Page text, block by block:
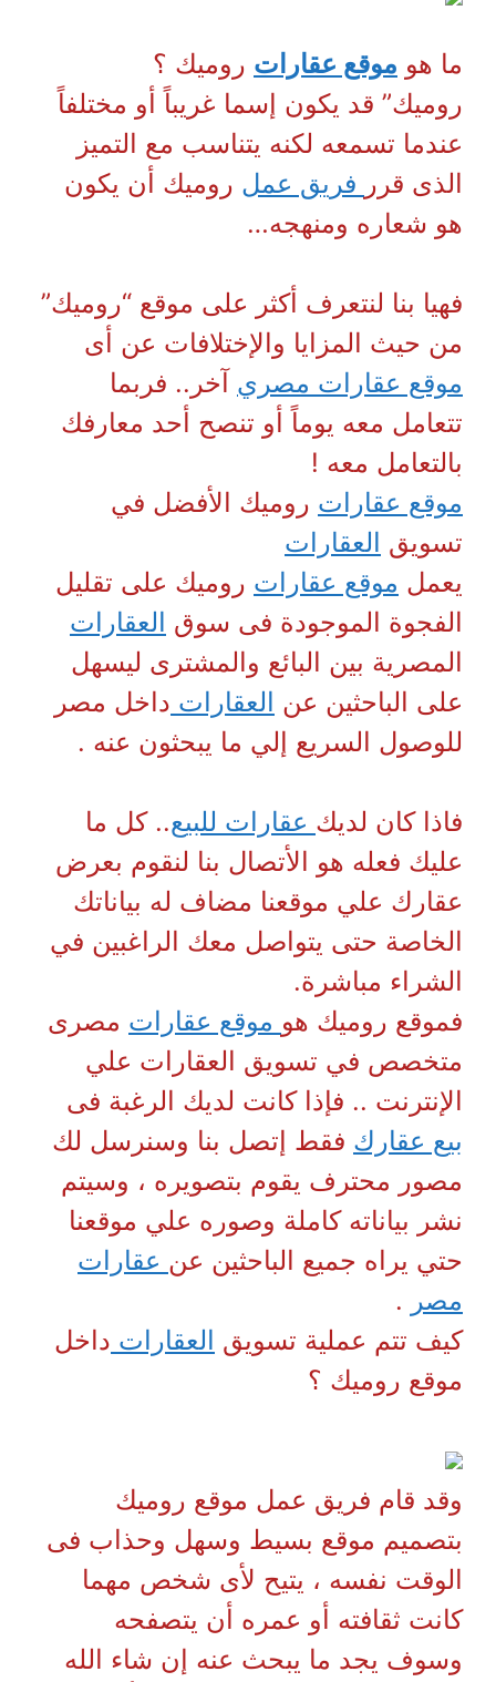
ما هو موقع عقارات روميك ؟
روميك” قد يكون إسما غريباً أو مختلفاً
عندما تسمعه لكنه يتناسب مع التميز
الذى قرر فريق عمل روميك أن يكون
هو شعاره ومنهجه…
فهيا بنا لنتعرف أكثر على موقع “روميك”
من حيث المزايا والإختلافات عن أى
موقع عقارات مصري آخر.. فربما
تتعامل معه يوماً أو تنصح أحد معارفك
بالتعامل معه !
موقع عقارات روميك الأفضل في
تسويق العقارات
يعمل موقع عقارات روميك على تقليل
الفجوة الموجودة فى سوق العقارات
المصرية بين البائع والمشترى ليسهل
على الباحثين عن العقارات داخل مصر
للوصول السريع إلي ما يبحثون عنه .
فاذا كان لديك عقارات للبيع.. كل ما
عليك فعله هو الأتصال بنا لنقوم بعرض
عقارك علي موقعنا مضاف له بياناتك
الخاصة حتى يتواصل معك الراغبين في
الشراء مباشرة.
فموقع روميك هو موقع عقارات مصرى
متخصص في تسويق العقارات علي
الإنترنت .. فإذا كانت لديك الرغبة فى
بيع عقارك فقط إتصل بنا وسنرسل لك
مصور محترف يقوم بتصويره ، وسيتم
نشر بياناته كاملة وصوره علي موقعنا
حتي يراه جميع الباحثين عن عقارات
مصر .
كيف تتم عملية تسويق العقارات داخل
موقع روميك ؟
وقد قام فريق عمل موقع روميك
بتصميم موقع بسيط وسهل وحذاب فى
الوقت نفسه ، يتيح لأى شخص مهما
كانت ثقافته أو عمره أن يتصفحه
وسوف يجد ما يبحث عنه إن شاء الله